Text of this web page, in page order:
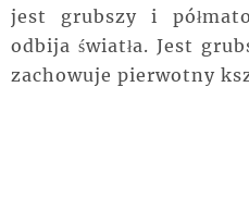
jest grubszy i
odbija światła. Jest
zachowuje pierwotny